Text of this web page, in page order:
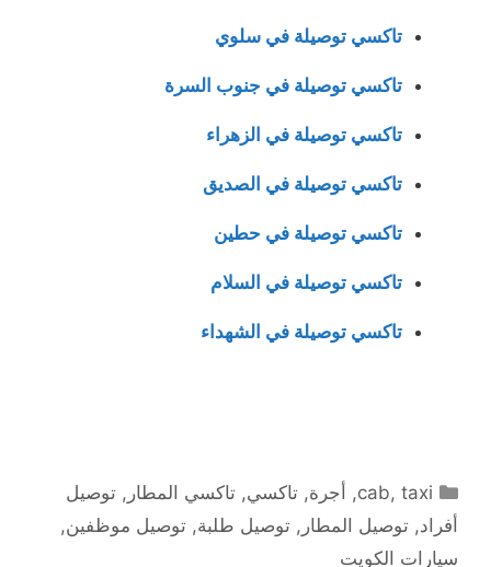
تاكسي توصيلة في سلوي
تاكسي توصيلة في جنوب السرة
تاكسي توصيلة في الزهراء
تاكسي توصيلة في الصديق
تاكسي توصيلة في حطين
تاكسي توصيلة في السلام
تاكسي توصيلة في الشهداء
التصنيفات
cab, taxi
, أجرة,تاكسي,تاكسي المطار ,توصيل
أفراد, توصيل المطار , توصيل طلبة, توصيل موظفين,
سيارات الكويت